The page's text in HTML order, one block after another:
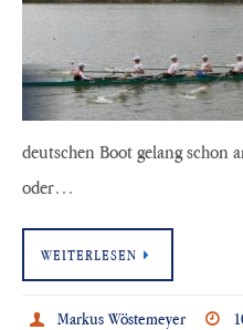
deutschen Boot gelang schon
oder…
WEITERLESEN
Markus Wöstemeyer